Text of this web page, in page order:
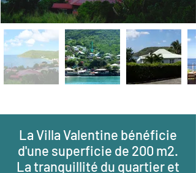
La Villa Valentine bénéficie
d'une superficie de 200 m2.
La tranquillité du quartier et